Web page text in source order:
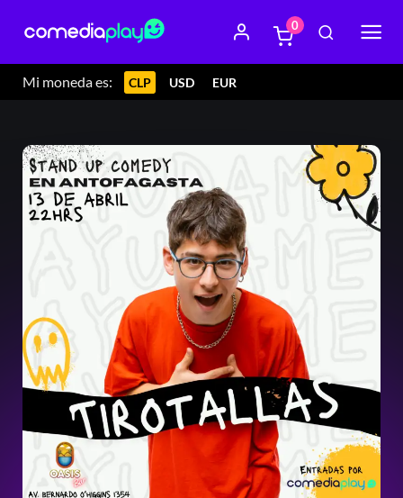
Mi moneda es: CLP USD EUR
0